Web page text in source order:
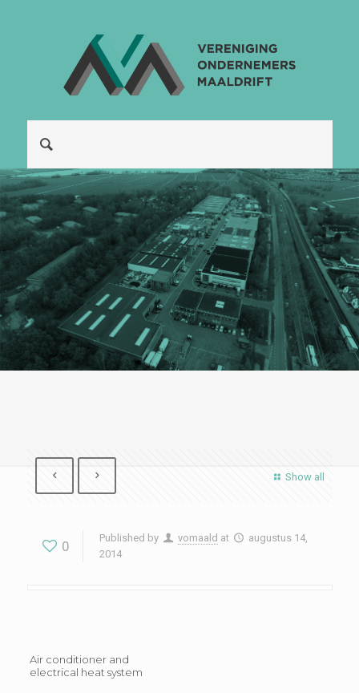
Show all
0
Published by vomaald at
augustus 14,
2014
Air conditioner and
electrical heat system